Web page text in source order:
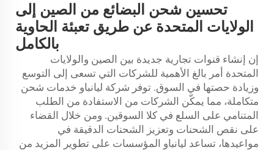
تحسين شحن البضائع من الصين إلى
الولايات المتحدة عن طريق تعبئة الحاوية
بالكامل
إن إنشاء قنوات تجارية جديدة بين الصين والولايات
المتحدة أمر بالغ الأهمية للشركات التي تسعى إلى التوسع
وزيادة حصتها في السوق. توفر شركة ليانباو خدمات شحن
متكاملة، مما يمكّن الشركات من الاستفادة من الطلب
المتنامي على السلع في كلا السوقين. ومن خلال القضاء
على نقص الشحنات وتعزيز الشحنات الدقيقة في
مواعيدها، تساعد ليانباو المؤسسات على تطوير المزيد من